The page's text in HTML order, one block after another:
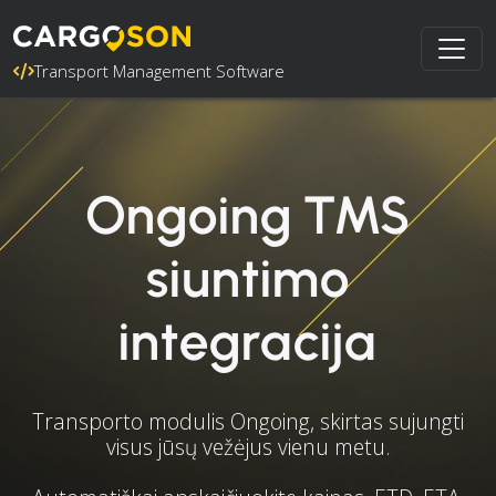
Transport Management Software
Ongoing TMS
siuntimo
integracija
Transporto modulis Ongoing, skirtas sujungti
visus jūsų vežėjus vienu metu.